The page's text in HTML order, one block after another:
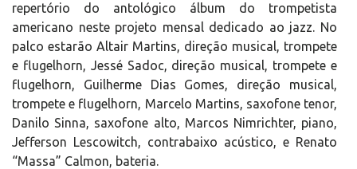
repertório do antológico álbum do trompetista
americano neste projeto mensal dedicado ao jazz. No
palco estarão Altair Martins, direção musical, trompete
e flugelhorn, Jessé Sadoc, direção musical, trompete e
flugelhorn, Guilherme Dias Gomes, direção musical,
trompete e flugelhorn, Marcelo Martins, saxofone tenor,
Danilo Sinna, saxofone alto, Marcos Nimrichter, piano,
Jefferson Lescowitch, contrabaixo acústico, e Renato
“Massa” Calmon, bateria.